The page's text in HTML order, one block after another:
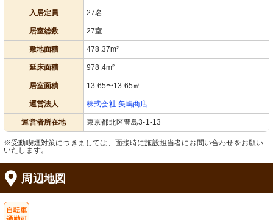
入居定員 27名
居室総数 27室
敷地面積 478.37m²
延床面積 978.4m²
居室面積 13.65〜13.65㎡
運営法人 株式会社 矢嶋商店
運営者所在地 東京都北区豊島3-1-13
※受動喫煙対策につきましては、面接時に施設担当者にお問い合わせをお願い
いたします。
周辺地図